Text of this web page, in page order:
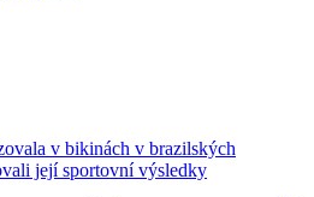
v bikinách v brazilských
její sportovní výsledky